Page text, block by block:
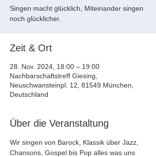
Singen macht glücklich, Miteinander singen
noch glücklicher.
Zeit & Ort
28. Nov. 2024, 18:00 – 19:00
Nachbarschaftstreff Giesing,
Neuschwansteinpl. 12, 81549 München,
Deutschland
Über die Veranstaltung
Wir singen von Barock, Klassik über Jazz,
Chansons, Gospel bis Pop alles was uns